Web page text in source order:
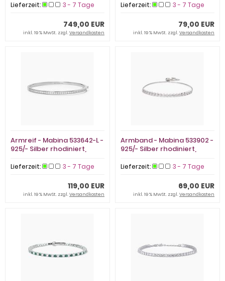
Lieferzeit: 3 - 7 Tage
749,00 EUR
inkl. 19 % MwSt. zzgl.Versandkosten
Lieferzeit: 3 - 7 Tage
79,00 EUR
inkl. 19 % MwSt. zzgl.Versandkosten
Armreif - Mabina 533642-L -
925/- Silber rhodiniert,
Lieferzeit: 3 - 7 Tage
119,00 EUR
inkl. 19 % MwSt. zzgl.Versandkosten
Armband - Mabina 533902 -
925/- Silber rhodiniert,
Lieferzeit: 3 - 7 Tage
69,00 EUR
inkl. 19 % MwSt. zzgl.Versandkosten